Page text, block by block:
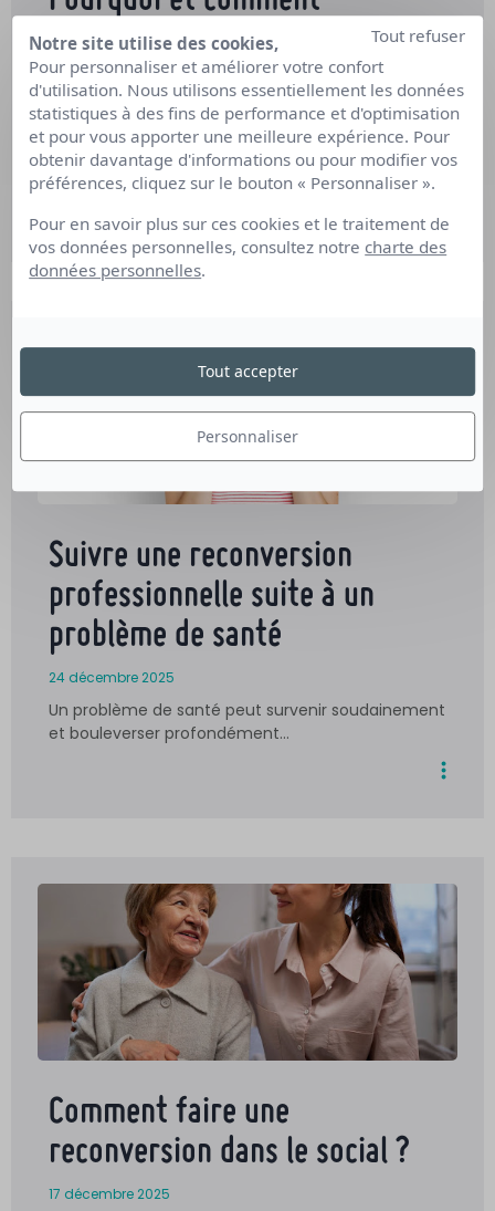
effectuer une reconversion
dans l’artisanat ?
31 décembre 2025
De plus en plus de salariés, cadres, indépendants
ou demandeurs…
Suivre une reconversion
professionnelle suite à un
problème de santé
24 décembre 2025
Un problème de santé peut survenir soudainement
et bouleverser profondément…
Comment faire une
reconversion dans le social ?
17 décembre 2025
Notre site utilise des cookies,
Pour personnaliser et améliorer votre confort
d'utilisation. Nous utilisons essentiellement les données
statistiques à des fins de performance et d'optimisation
et pour vous apporter une meilleure expérience. Pour
obtenir davantage d'informations ou pour modifier vos
préférences, cliquez sur le bouton « Personnaliser ».
Pour en savoir plus sur ces cookies et le traitement de
vos données personnelles, consultez notre charte des
données personnelles.
Personnaliser
Tout refuser
Tout accepter